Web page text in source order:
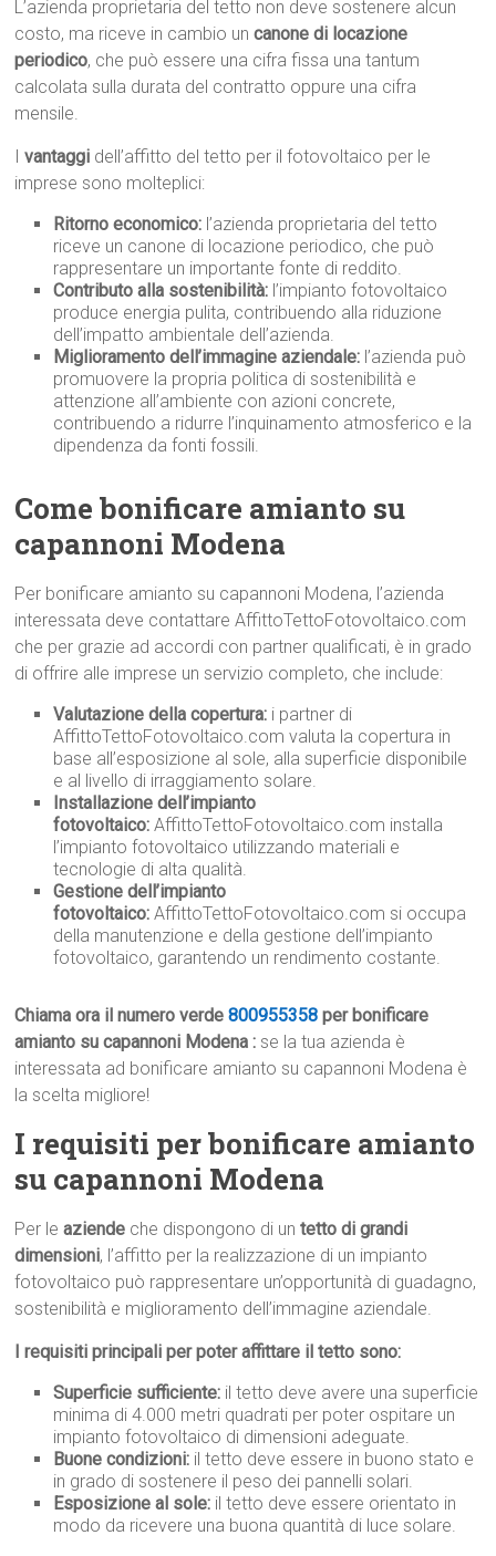
L’azienda proprietaria del tetto non deve sostenere alcun
costo, ma riceve in cambio uncanone di locazione
periodico, che può essere una cifra fissa una tantum
calcolata sulla durata del contratto oppure una cifra
mensile.
Ivantaggi dell’affitto del tetto per il fotovoltaico per le
imprese sono molteplici:
Ritorno economico: l’azienda proprietaria del tetto
riceve un canone di locazione periodico, che può
rappresentare un importante fonte di reddito.
Contributo alla sostenibilità: l’impianto fotovoltaico
produce energia pulita, contribuendo alla riduzione
dell’impatto ambientale dell’azienda.
Miglioramento dell’immagine aziendale: l’azienda può
promuovere la propria politica di sostenibilità e
attenzione all’ambiente con azioni concrete,
contribuendo a ridurre l’inquinamento atmosferico e la
dipendenza da fonti fossili.
Come bonificare amianto su
capannoni Modena
Per bonificare amianto su capannoni Modena, l’azienda
interessata deve contattare AffittoTettoFotovoltaico.com
che per grazie ad accordi con partner qualificati, è in grado
di offrire alle imprese un servizio completo, che include:
Valutazione della copertura: i partner di
AffittoTettoFotovoltaico.com valuta la copertura in
base all’esposizione al sole, alla superficie disponibile
e al livello di irraggiamento solare.
Installazione dell’impianto
fotovoltaico: AffittoTettoFotovoltaico.com installa
l’impianto fotovoltaico utilizzando materiali e
tecnologie di alta qualità.
Gestione dell’impianto
fotovoltaico: AffittoTettoFotovoltaico.com si occupa
della manutenzione e della gestione dell’impianto
fotovoltaico, garantendo un rendimento costante.
Chiama ora il numero verde800955358 per bonificare
amianto su capannoni Modena : se la tua azienda è
interessata ad bonificare amianto su capannoni Modena è
la scelta migliore!
I requisiti per bonificare amianto
su capannoni Modena
Per leaziende che dispongono di untetto di grandi
dimensioni, l’affitto per la realizzazione di un impianto
fotovoltaico può rappresentare un’opportunità di guadagno,
sostenibilità e miglioramento dell’immagine aziendale.
I requisiti principali per poter affittare il tetto sono:
Superficie sufficiente: il tetto deve avere una superficie
minima di 4.000 metri quadrati per poter ospitare un
impianto fotovoltaico di dimensioni adeguate.
Buone condizioni: il tetto deve essere in buono stato e
in grado di sostenere il peso dei pannelli solari.
Esposizione al sole: il tetto deve essere orientato in
modo da ricevere una buona quantità di luce solare.